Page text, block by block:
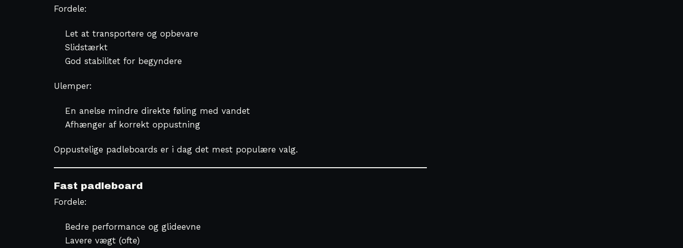
Fordele:
Let at transportere og opbevare
Slidstærkt
God stabilitet for begyndere
Ulemper:
En anelse mindre direkte føling med vandet
Afhænger af korrekt oppustning
Oppustelige padleboards er i dag det mest populære valg.
Fast padleboard
Fordele:
Bedre performance og glideevne
Lavere vægt (ofte)